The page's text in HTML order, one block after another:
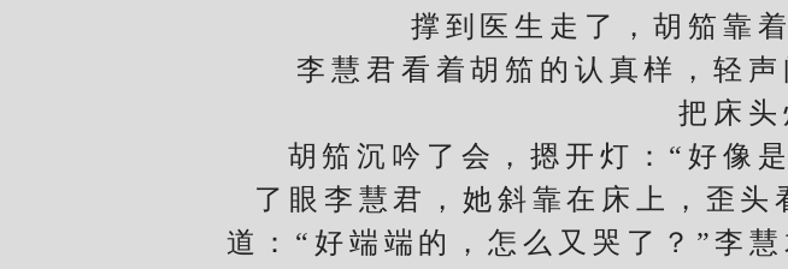
撑到医生走了，胡笳靠着
李慧君看着胡笳的认真样，轻声
把床头
胡笳沉吟了会，摁开灯：“好像是
了眼李慧君，她斜靠在床上，歪
道：“好端端的，怎么又哭了？”李